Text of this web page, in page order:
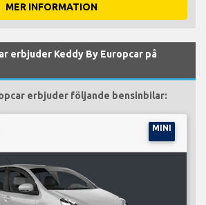
MER INFORMATION
erbjuder Keddy By Europcar på
erbjuder följande bensinbilar:
MINI